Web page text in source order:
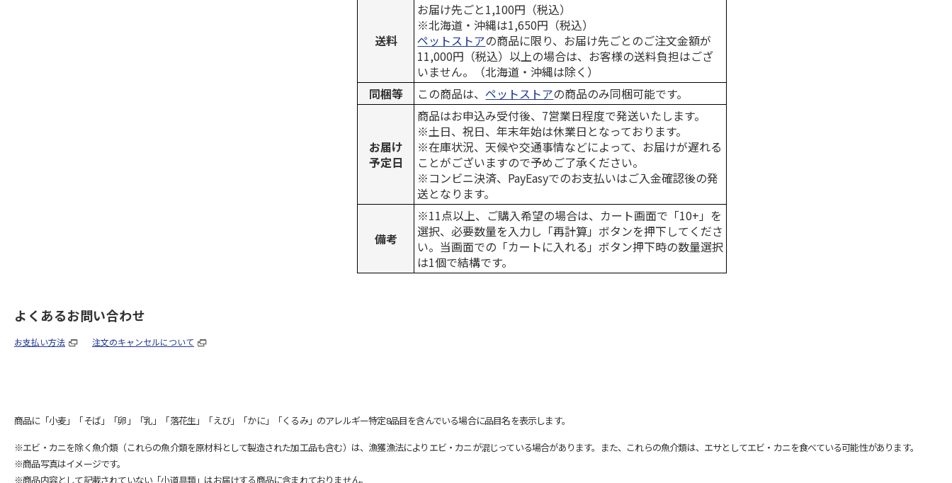
送料
お届け先ごと1,100円（税込）
※北海道・沖縄は1,650円（税込）
ペットストアの商品に限り、お届け先ごとのご注文金額が
11,000円（税込）以上の場合は、お客様の送料負担はござ
いません。（北海道・沖縄は除く）
同梱等
この商品は、ペットストアの商品のみ同梱可能です。
お届け
予定日
商品はお申込み受付後、7営業日程度で発送いたします。
※土日、祝日、年末年始は休業日となっております。
※在庫状況、天候や交通事情などによって、お届けが遅れる
ことがございますので予めご了承ください。
※コンビニ決済、PayEasyでのお支払いはご入金確認後の発
送となります。
備考
※11点以上、ご購入希望の場合は、カート画面で「10+」を
選択、必要数量を入力し「再計算」ボタンを押下してくださ
い。当画面での「カートに入れる」ボタン押下時の数量選択
は1個で結構です。
よくあるお問い合わせ
お支払い方法 注文のキャンセルについて
商品に「小麦」「そば」「卵」「乳」「落花生」「えび」「かに」「くるみ」のアレルギー特定8品目を含んでいる場合に品目名を表示します。
※エビ・カニを除く魚介類（これらの魚介類を原材料として製造された加工品も含む）は、漁獲漁法によりエビ・カニが混じっている場合があります。また、これらの魚介類は、エサとしてエビ・カニを食べている可能性があります。
※商品写真はイメージです。
※商品内容として記載されていない「小道具類」はお届けする商品に含まれておりません。